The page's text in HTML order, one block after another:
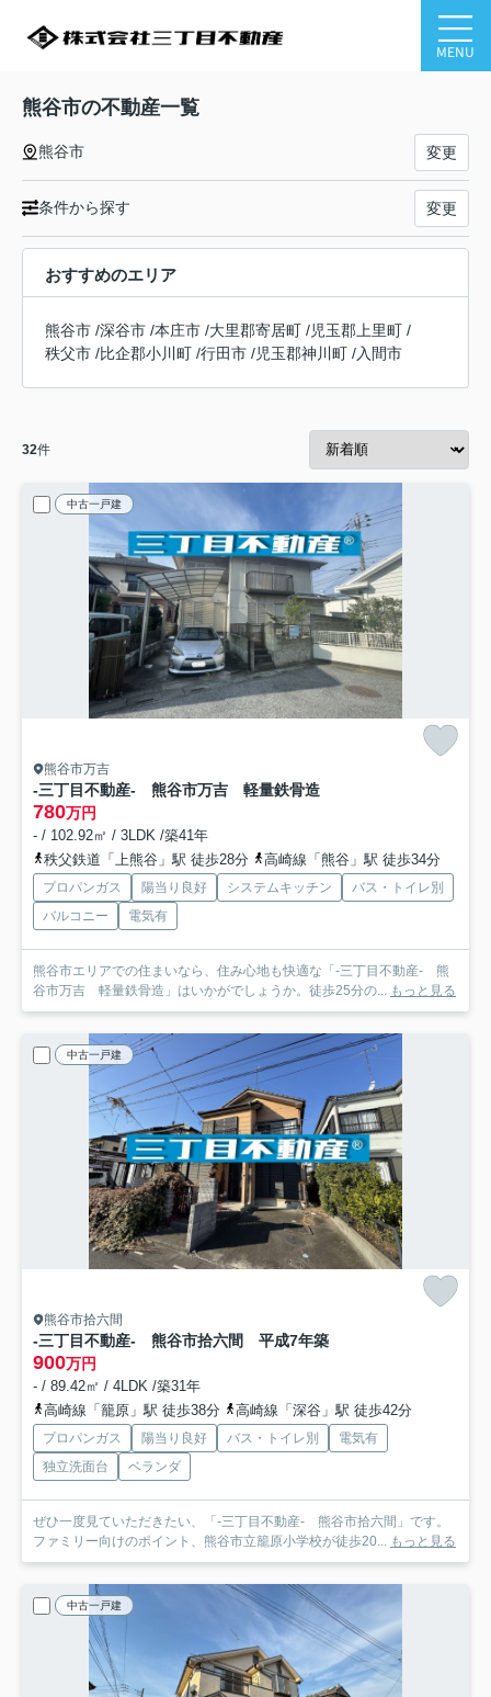
MENU
熊谷市の不動産一覧
熊谷市 変更
条件から探す 変更
おすすめのエリア
熊谷市 /深谷市 /本庄市 /大里郡寄居町 /児玉郡上里町 /
秩父市 /比企郡小川町 /行田市 /児玉郡神川町 /入間市
32件
中古一戸建
熊谷市万吉
-三丁目不動産- 熊谷市万吉 軽量鉄骨造
780万円
- / 102.92㎡ / 3LDK /築41年
秩父鉄道「上熊谷」駅 徒歩28分
高崎線「熊谷」駅 徒歩34分
プロパンガス 陽当り良好 システムキッチン
バス・トイレ別
バルコニー
電気有
熊谷市エリアでの住まいなら、住み心地も快適な「-三丁目不動産- 熊
谷市万吉 軽量鉄骨造」はいかがでしょうか。徒歩25分の...
もっと見る
中古一戸建
熊谷市拾六間
-三丁目不動産- 熊谷市拾六間 平成7年築
900万円
- / 89.42㎡ / 4LDK /築31年
高崎線「籠原」駅 徒歩38分
高崎線「深谷」駅 徒歩42分
プロパンガス 陽当り良好 バス・トイレ別
電気有
独立洗面台
ベランダ
ぜひ一度見ていただきたい、「-三丁目不動産- 熊谷市拾六間」です。
ファミリー向けのポイント、熊谷市立籠原小学校が徒歩20...
もっと見る
中古一戸建